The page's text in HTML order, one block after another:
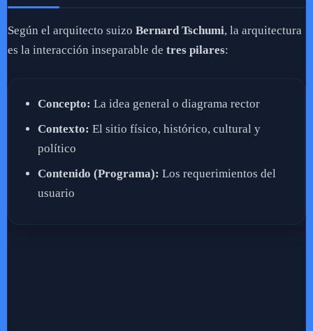
Según el arquitecto suizo Bernard Tschumi, la arquitectura
es la interacción inseparable de tres pilares:
Concepto: La idea general o diagrama rector
Contexto: El sitio físico, histórico, cultural y
político
Contenido (Programa): Los requerimientos del
usuario